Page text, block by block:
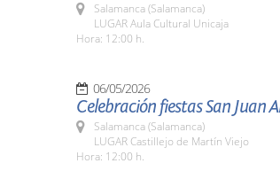
Salamanca (Salamanca)
LUGAR Aula Cultural Unicaja
Hora: 12:00 h.
06/05/2026
Celebración fiestas San Juan
Salamanca (Salamanca)
LUGAR Castillejo de Martín Viejo
Hora: 12:00 h.